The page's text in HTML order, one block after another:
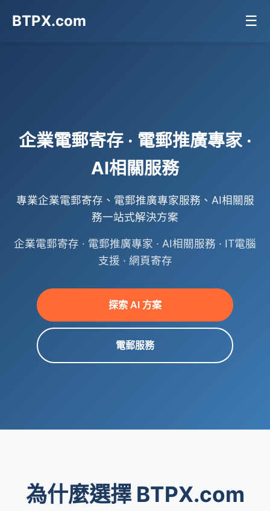
BTPX.com ☰
企業電郵寄存 · 電郵推廣專家 ·
AI相關服務
專業企業電郵寄存、電郵推廣專家服務、AI相關服
務一站式解決方案
企業電郵寄存 · 電郵推廣專家 · AI相關服務 · IT電腦
支援 · 網頁寄存
探索 AI 方案
電郵服務
為什麼選擇 BTPX.com